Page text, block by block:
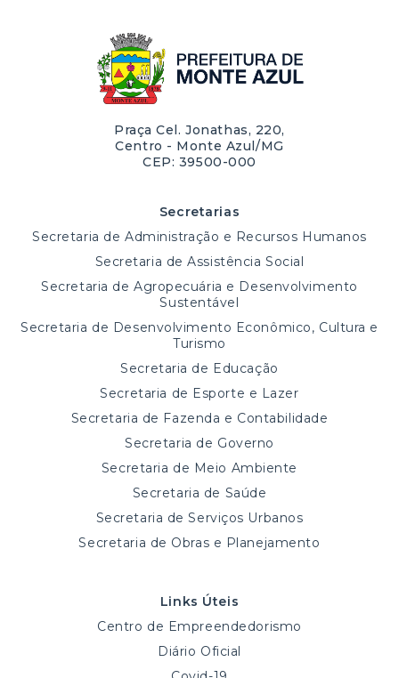
Praça Cel. Jonathas, 220,
Centro - Monte Azul/MG
CEP: 39500-000
Secretarias
Secretaria de Administração e Recursos Humanos
Secretaria de Assistência Social
Secretaria de Agropecuária e Desenvolvimento
Sustentável
Secretaria de Desenvolvimento Econômico, Cultura e
Turismo
Secretaria de Educação
Secretaria de Esporte e Lazer
Secretaria de Fazenda e Contabilidade
Secretaria de Governo
Secretaria de Meio Ambiente
Secretaria de Saúde
Secretaria de Serviços Urbanos
Secretaria de Obras e Planejamento
Links Úteis
Centro de Empreendedorismo
Diário Oficial